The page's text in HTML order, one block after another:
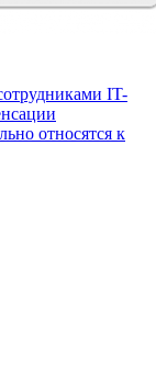
IT-
относятся к